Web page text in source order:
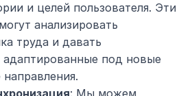
и целей пользователя. Эти
анализировать
труда и давать
под новые